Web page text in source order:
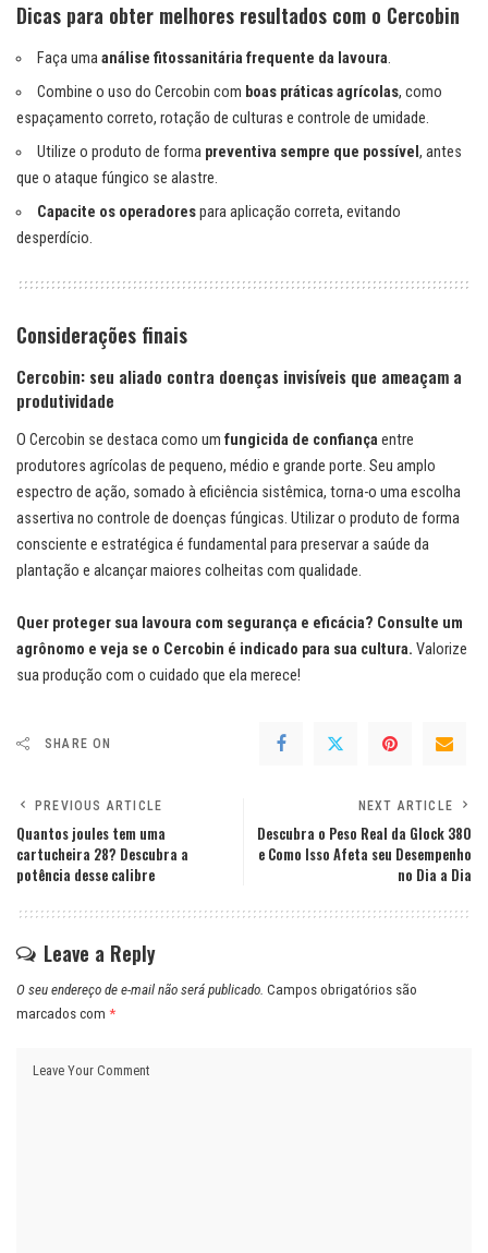
Dicas para obter melhores resultados com o Cercobin
Faça umaanálise fitossanitária frequente da lavoura.
Combine o uso do Cercobin com boas práticas agrícolas, como
espaçamento correto, rotação de culturas e controle de umidade.
Utilize o produto de forma preventiva sempre que possível, antes
que o ataque fúngico se alastre.
Capacite os operadorespara aplicação correta, evitando
desperdício.
Considerações finais
Cercobin: seu aliado contra doenças invisíveis que ameaçam a
produtividade
O Cercobin se destaca como um fungicida de confiança entre
produtores agrícolas de pequeno, médio e grande porte. Seu amplo
espectro de ação, somado à eficiência sistêmica, torna-o uma escolha
assertiva no controle de doenças fúngicas. Utilizar o produto de forma
consciente e estratégica é fundamental para preservar a saúde da
plantação e alcançar maiores colheitas com qualidade.
Quer proteger sua lavoura com segurança e eficácia? Consulte um
agrônomo e veja se o Cercobin é indicado para sua cultura. Valorize
sua produção com o cuidado que ela merece!
SHARE ON
PREVIOUS ARTICLE
Quantos joules tem uma
cartucheira 28? Descubra a
potência desse calibre
NEXT ARTICLE
Descubra o Peso Real da Glock 380
e Como Isso Afeta seu Desempenho
no Dia a Dia
Leave a Reply
O seu endereço de e-mail não será publicado. Campos obrigatórios são
marcados com *